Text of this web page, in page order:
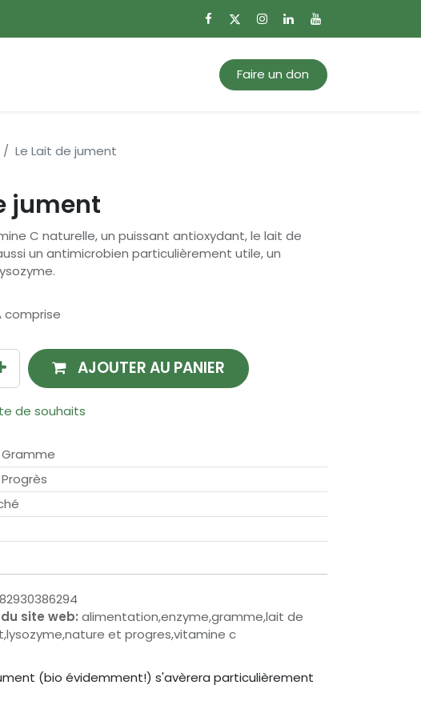
Faire un don
Le Lait de jument
jument
C naturelle, un puissant antioxydant, le lait de
un antimicrobien particulièrement utile, un
comprise
AJOUTER AU PANIER
de souhaits
site web: alimentation,enzyme,gramme,lait de
et progres,vitamine c
(bio évidemment!) s'avèrera particulièrement